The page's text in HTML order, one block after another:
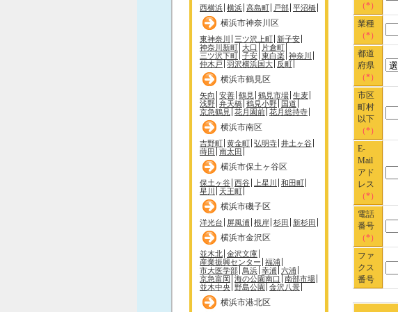
西横浜 横浜 高島町 戸部 平沼橋
横浜市神奈川区
東神奈川 三ツ沢上町 新子安
神奈川新町 大口
片倉町
三ツ沢下町 子安 東白楽 神奈川
仲木戸 羽沢横浜国大 反町
横浜市鶴見区
矢向 安善 鶴見 鶴見市場 生麦
浅野 弁天橋 鶴見小野
国道
京急鶴見
花月園前 花月総持寺
横浜市南区
吉野町 黄金町 弘明寺 井土ヶ谷
蒔田 南太田
横浜市保土ヶ谷区
保土ヶ谷 西谷 上星川
和田町
星川
天王町
横浜市磯子区
洋光台 屏風浦 根岸 杉田 新杉田
横浜市金沢区
並木北 金沢文庫
産業振興センター 福浦
市大医学部 鳥浜 幸浦 六浦
京急富岡 海の公園南口
南部市場
並木中央 野島公園 金沢八景
横浜市港北区
（*）
業種
（*）
都道
府県
（*）
市区
町村
以下
（*）
E-
Mail
アド
レス
（*）
電話
番号
（*）
ファ
クス
番号